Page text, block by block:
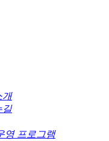
개
길
영 프로그램